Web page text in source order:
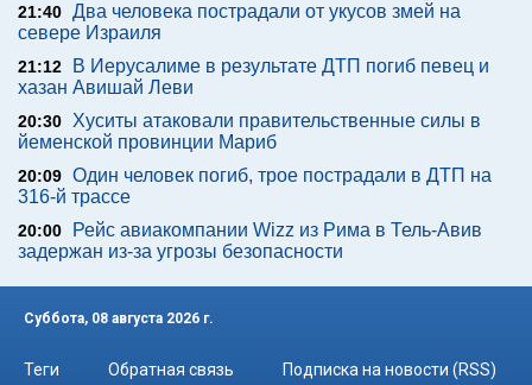
21:40 Два человека пострадали от укусов змей на
севере Израиля
21:12
В Иерусалиме в результате ДТП погиб певец и
хазан Авишай Леви
20:30 Хуситы атаковали правительственные силы в
йеменской провинции Мариб
20:09 Один человек погиб, трое пострадали в ДТП на
316-й трассе
20:00
Рейс авиакомпании Wizz из Рима в Тель-Авив
задержан из-за угрозы безопасности
Суббота, 08 августа 2026 г.
Теги Обратная связь
Подписка на новости (RSS)